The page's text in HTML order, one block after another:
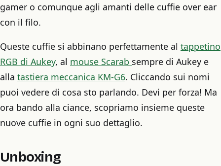
gamer o comunque agli amanti delle cuffie over ear
con il filo.
Queste cuffie si abbinano perfettamente al tappetino
RGB di Aukey, al mouse Scarab sempre di Aukey e
alla tastiera meccanica KM-G6. Cliccando sui nomi
puoi vedere di cosa sto parlando. Devi per forza! Ma
ora bando alla ciance, scopriamo insieme queste
nuove cuffie in ogni suo dettaglio.
Unboxing